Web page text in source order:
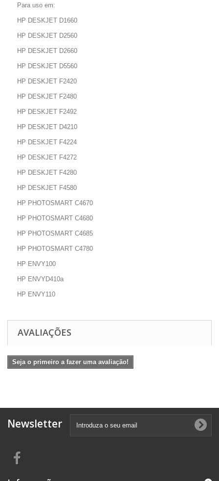
Para uso em:
HP DESKJET D1660
HP DESKJET D2560
HP DESKJET D2660
HP DESKJET D5560
HP DESKJET F2420
HP DESKJET F2480
HP DESKJET F2492
HP DESKJET D4210
HP DESKJET F4224
HP DESKJET F4272
HP DESKJET F4280
HP DESKJET F4580
HP PHOTOSMART C4670
HP PHOTOSMART C4680
HP PHOTOSMART C4685
HP PHOTOSMART C4780
HP ENVY100
HP ENVYD410a
HP ENVY110
AVALIAÇÕES
Seja o primeiro a fazer uma avaliação!
Newsletter